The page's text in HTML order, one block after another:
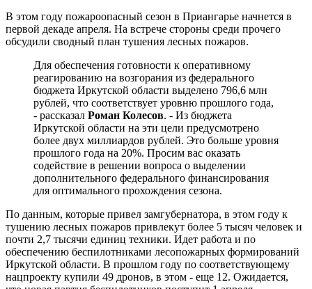
В этом году пожароопасный сезон в Приангарье начнется в
первой декаде апреля. На встрече стороны среди прочего
обсудили сводный план тушения лесных пожаров.
Для обеспечения готовности к оперативному
реагированию на возгорания из федерального
бюджета Иркутской области выделено 796,6 млн
рублей, что соответствует уровню прошлого года,
- рассказал Роман Колесов. - Из бюджета
Иркутской области на эти цели предусмотрено
более двух миллиардов рублей. Это больше уровня
прошлого года на 20%. Просим вас оказать
содействие в решении вопроса о выделении
дополнительного федерального финансирования
для оптимального прохождения сезона.
По данным, которые привел замгубернатора, в этом году к
тушению лесных пожаров привлекут более 5 тысяч человек и
почти 2,7 тысячи единиц техники. Идет работа и по
обеспечению беспилотниками лесопожарных формирований
Иркутской области. В прошлом году по соответствующему
нацпроекту купили 49 дронов, в этом - еще 12. Ожидается,